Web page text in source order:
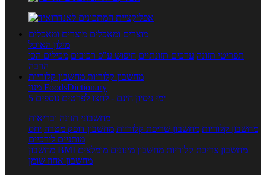
מוצרים ומאכלים מוצרים ומאכלים
מילון האוכל
תפריטי תזונה ערכים תזונתיים חיפוש ע"פ רכיבים מכילים הכי
הרבה
מחשבון קלוריות מחשבון קלוריות
מנוי FoodsDictionary
5 ימי ניסיון חינם - לחצו לפרטים נוספים
מחשבוני תזונה ובריאות
מחשבון קלוריות מחשבון שריפת קלוריות מחשבון דופק מטרה יחס
מותניים לירכיים
מחשבון BMI
מחשבון צריכת קלוריות מחשבון מינונים מומלצים
מחשבון אחוז שומן